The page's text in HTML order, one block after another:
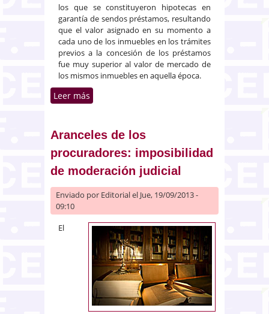
los que se constituyeron hipotecas en
garantía de sendos préstamos, resultando
que el valor asignado en su momento a
cada uno de los inmuebles en los trámites
previos a la concesión de los préstamos
fue muy superior al valor de mercado de
los mismos inmuebles en aquella época.
Leer más
menos valor de mercado
Aranceles de los
procuradores: imposibilidad
de moderación judicial
Enviado por Editorialel Jue, 19/09/2013 -
09:10
El